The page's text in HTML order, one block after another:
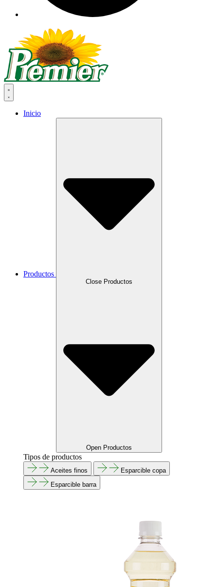
Inicio
Productos
Close Productos
Open Productos
Tipos de productos
Aceites finos
Esparcible copa
Esparcible barra